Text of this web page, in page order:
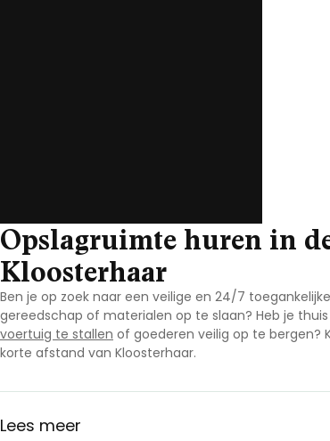
Opslagruimte huren in
Kloosterhaar
Ben je op zoek naar een veilige en 24/7
gereedschap of materialen op te slaan? Heb je
voertuig te stallen of goederen veilig op te bergen?
korte afstand van Kloosterhaar.
Lees meer